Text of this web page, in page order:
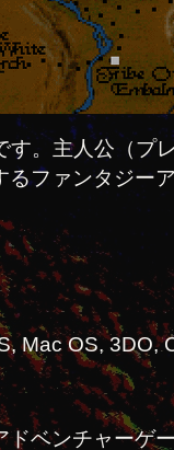
。主人公（プ
ファンタジー
Mac OS, 3DO,
ドベンチャーゲ